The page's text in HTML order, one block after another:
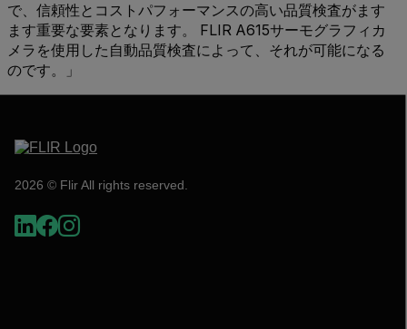
で、信頼性とコストパフォーマンスの高い品質検査がます
ます重要な要素となります。 FLIR A615サーモグラフィカ
メラを使用した自動品質検査によって、それが可能になる
のです。」
2026 © Flir All rights reserved.